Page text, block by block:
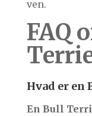
ven.
FAQ
Hvad er en
En Bull